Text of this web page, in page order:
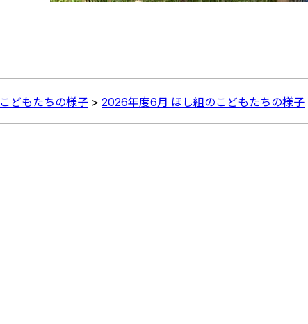
こどもたちの様子 > 2026年度6月 ほし組のこどもたちの様子